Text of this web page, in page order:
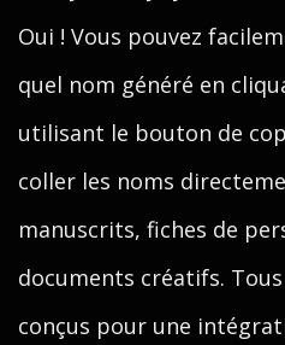
Oui ! Vous pouvez
quel nom généré en
utilisant le bouton de
coller les noms
manuscrits, fiches de
documents créatifs.
conçus pour une